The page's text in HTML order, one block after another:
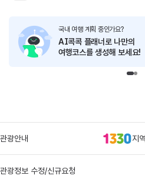
국내 여행 계획 중인가요?
AI콕콕 플래너로 나만의
여행코스를 생성해 보세요!
관광안내 지
관광정보 수정/신규요청